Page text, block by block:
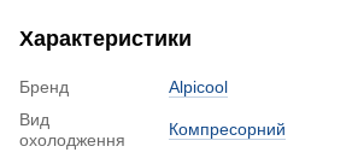
Характеристики
Бренд
Alpicool
Вид
охолодження
Компресорний